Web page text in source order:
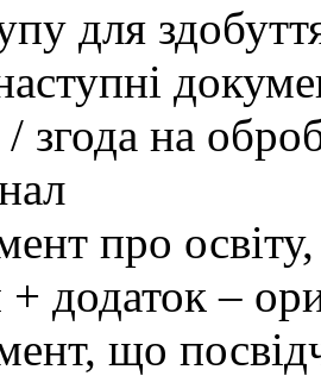
для
/ згода на
про освіту,
+ додаток –
що